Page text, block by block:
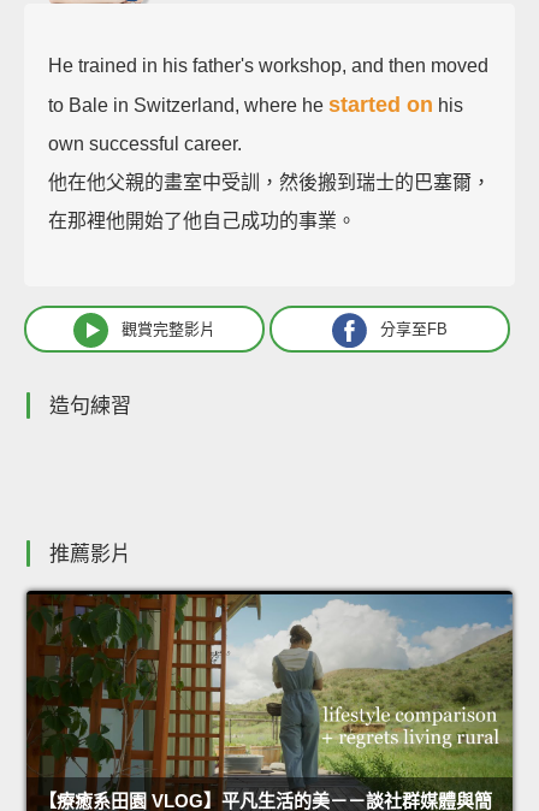
He trained in his father's workshop, and then moved
to Bale in Switzerland, where he started on his
own successful career.
他在他父親的畫室中受訓，然後搬到瑞士的巴塞爾，
在那裡他開始了他自己成功的事業。
觀賞完整影片 分享至FB
造句練習
推薦影片
【療癒系田園 VLOG】平凡生活的美－－談社群媒體與簡